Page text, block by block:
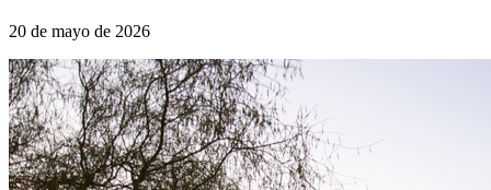
20 de mayo de 2026